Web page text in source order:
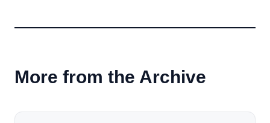
More from the Archive